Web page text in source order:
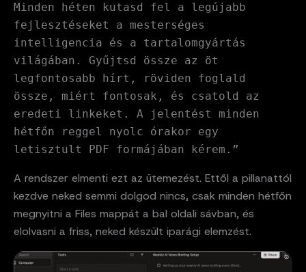
Minden héten kutasd fel a legújabb
fejlesztéseket a mesterséges
intelligencia és a tartalomgyártás
világában. Gyűjtsd össze az öt
legfontosabb hírt, röviden foglald
össze, miért fontosak, és csatold az
eredeti linkeket. A jelentést minden
hétfőn reggel nyolc órakor egy
letisztult PDF formájában kérem.”
A rendszer elmenti ezt az ütemezést. Ettől a pillanattól
kezdve neked semmi dolgod nincs, csak minden hétfőn
megnyitni a Files mappát a bal oldali sávban, és
elolvasni a friss, neked készült iparági elemzést.